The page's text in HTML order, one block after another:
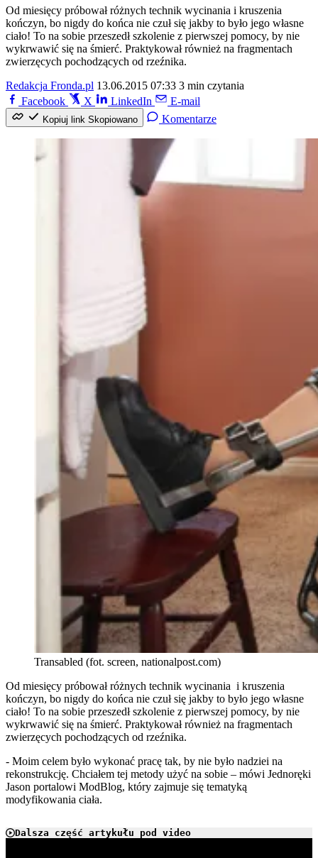
Od miesięcy próbował różnych technik wycinania i kruszenia
kończyn, bo nigdy do końca nie czuł się jakby to było jego własne
ciało! To na sobie przeszedł szkolenie z pierwszej pomocy, by nie
wykrwawić się na śmierć. Praktykował również na fragmentach
zwierzęcych pochodzących od rzeźnika.
Redakcja Fronda.pl 13.06.2015 07:33 3 min czytania
Facebook
X LinkedIn E-mail
Kopiuj link Skopiowano Komentarze
Transabled (fot. screen, nationalpost.com)
Od miesięcy próbował różnych technik wycinania i kruszenia
kończyn, bo nigdy do końca nie czuł się jakby to było jego własne
ciało! To na sobie przeszedł szkolenie z pierwszej pomocy, by nie
wykrwawić się na śmierć. Praktykował również na fragmentach
zwierzęcych pochodzących od rzeźnika.
- Moim celem było wykonać pracę tak, by nie było nadziei na
rekonstrukcję. Chciałem tej metody użyć na sobie – mówi Jednoręki
Jason portalowi ModBlog, który zajmuje się tematyką
modyfikowania ciała.
Dalsza część artykułu pod video